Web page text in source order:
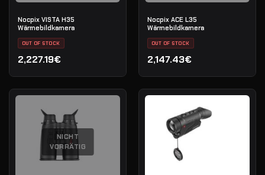
Nocpix VISTA H35
Wärmebildkamera
OUT OF STOCK
2,227.19€
Nocpix ACE L35
Wärmebildkamera
OUT OF STOCK
2,147.43€
NICHT
VORRÄTIG